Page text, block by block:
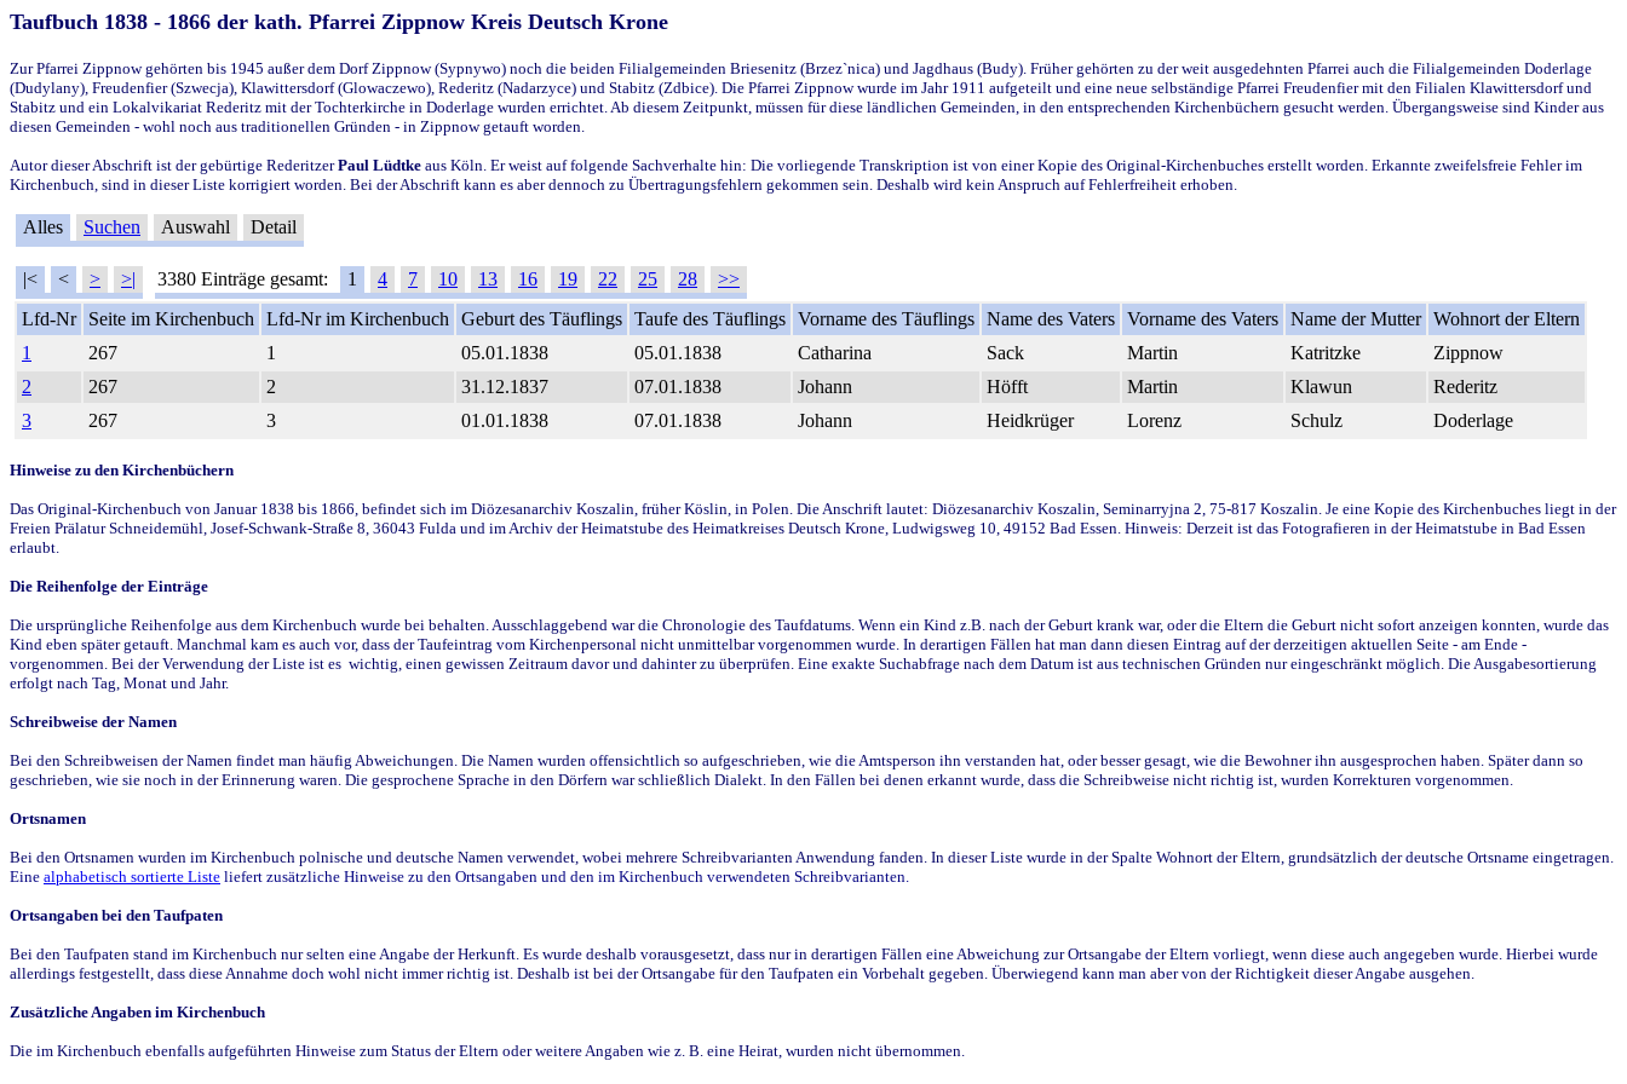
Taufbuch 1838 - 1866 der kath. Pfarrei Zippnow Kreis Deutsch Krone
Zur Pfarrei Zippnow gehörten bis 1945 außer dem Dorf Zippnow (Sypnywo) noch die beiden Filialgemeinden Briesenitz (Brzez`nica) und Jagdhaus (Budy). Früher gehörten zu der weit ausgedehnten Pfarrei auch die Filialgemeinden Doderlage
(Dudylany), Freudenfier (Szwecja), Klawittersdorf (Glowaczewo), Rederitz (Nadarzyce) und Stabitz (Zdbice). Die Pfarrei Zippnow wurde im Jahr 1911 aufgeteilt und eine neue selbständige Pfarrei Freudenfier mit den Filialen Klawittersdorf und
Stabitz und ein Lokalvikariat Rederitz mit der Tochterkirche in Doderlage wurden errichtet. Ab diesem Zeitpunkt, müssen für diese ländlichen Gemeinden, in den entsprechenden Kirchenbüchern gesucht werden. Übergangsweise sind Kinder aus
diesen Gemeinden - wohl noch aus traditionellen Gründen - in Zippnow getauft worden.
Autor dieser Abschrift ist der gebürtige RederitzerPaul Lüdtke aus Köln. Er weist auf folgende Sachverhalte hin: Die vorliegende Transkription ist von einer Kopie des Original-Kirchenbuches erstellt worden. Erkannte zweifelsfreie Fehler im
Kirchenbuch, sind in dieser Liste korrigiert worden. Bei der Abschrift kann es aber dennoch zu Übertragungsfehlern gekommen sein. Deshalb wird kein Anspruch auf Fehlerfreiheit erhoben.
Alles Suchen Auswahl Detail
|< < > >| 3380 Einträge gesamt: 1 4 7 10 13 16 19 22 25 28
>>
Lfd-Nr
Seite im Kirchenbuch Lfd-Nr im Kirchenbuch Geburt des Täuflings Taufe des Täuflings Vorname des Täuflings Name des Vaters Vorname des Vaters Name der Mutter Wohnort der Eltern
1
267 1 05.01.1838 05.01.1838 Catharina Sack Martin Katritzke
Zippnow
2
267 2 31.12.1837 07.01.1838 Johann Höfft Martin Klawun
Rederitz
3
267 3 01.01.1838 07.01.1838 Johann Heidkrüger Lorenz Schulz Doderlage
Hinweise zu den Kirchenbüchern
Das Original-Kirchenbuch von Januar 1838 bis 1866, befindet sich im Diözesanarchiv Koszalin, früher Köslin, in Polen. Die Anschrift lautet: Diözesanarchiv Koszalin, Seminarryjna 2, 75-817 Koszalin. Je eine Kopie des Kirchenbuches liegt in der
Freien Prälatur Schneidemühl, Josef-Schwank-Straße 8, 36043 Fulda und im Archiv der Heimatstube des Heimatkreises Deutsch Krone, Ludwigsweg 10, 49152 Bad Essen. Hinweis: Derzeit ist das Fotografieren in der Heimatstube in Bad Essen
erlaubt.
Die Reihenfolge der Einträge
Die ursprüngliche Reihenfolge aus dem Kirchenbuch wurde bei behalten. Ausschlaggebend war die Chronologie des Taufdatums. Wenn ein Kind z.B. nach der Geburt krank war, oder die Eltern die Geburt nicht sofort anzeigen konnten, wurde das
Kind eben später getauft. Manchmal kam es auch vor, dass der Taufeintrag vom Kirchenpersonal nicht unmittelbar vorgenommen wurde. In derartigen Fällen hat man dann diesen Eintrag auf der derzeitigen aktuellen Seite - am Ende -
vorgenommen. Bei der Verwendung der Liste ist es wichtig, einen gewissen Zeitraum davor und dahinter zu überprüfen. Eine exakte Suchabfrage nach dem Datum ist aus technischen Gründen nur eingeschränkt möglich. Die Ausgabesortierung
erfolgt nach Tag, Monat und Jahr.
Schreibweise der Namen
Bei den Schreibweisen der Namen findet man häufig Abweichungen. Die Namen wurden offensichtlich so aufgeschrieben, wie die Amtsperson ihn verstanden hat, oder besser gesagt, wie die Bewohner ihn ausgesprochen haben. Später dann so
geschrieben, wie sie noch in der Erinnerung waren. Die gesprochene Sprache in den Dörfern war schließlich Dialekt. In den Fällen bei denen erkannt wurde, dass die Schreibweise nicht richtig ist, wurden Korrekturen vorgenommen.
Ortsnamen
Bei den Ortsnamen wurden im Kirchenbuch polnische und deutsche Namen verwendet, wobei mehrere Schreibvarianten Anwendung fanden. In dieser Liste wurde in der Spalte Wohnort der Eltern, grundsätzlich der deutsche Ortsname eingetragen.
Eine alphabetisch sortierte Liste liefert zusätzliche Hinweise zu den Ortsangaben und den im Kirchenbuch verwendeten Schreibvarianten.
Ortsangaben bei den Taufpaten
Bei den Taufpaten stand im Kirchenbuch nur selten eine Angabe der Herkunft. Es wurde deshalb vorausgesetzt, dass nur in derartigen Fällen eine Abweichung zur Ortsangabe der Eltern vorliegt, wenn diese auch angegeben wurde. Hierbei wurde
allerdings festgestellt, dass diese Annahme doch wohl nicht immer richtig ist. Deshalb ist bei der Ortsangabe für den Taufpaten ein Vorbehalt gegeben. Überwiegend kann man aber von der Richtigkeit dieser Angabe ausgehen.
Zusätzliche Angaben im Kirchenbuch
Die im Kirchenbuch ebenfalls aufgeführten Hinweise zum Status der Eltern oder weitere Angaben wie z. B. eine Heirat, wurden nicht übernommen.